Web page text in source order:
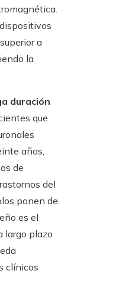
a
la
duración
que
años,
de
del
ponen de
es el
largo plazo
clínicos